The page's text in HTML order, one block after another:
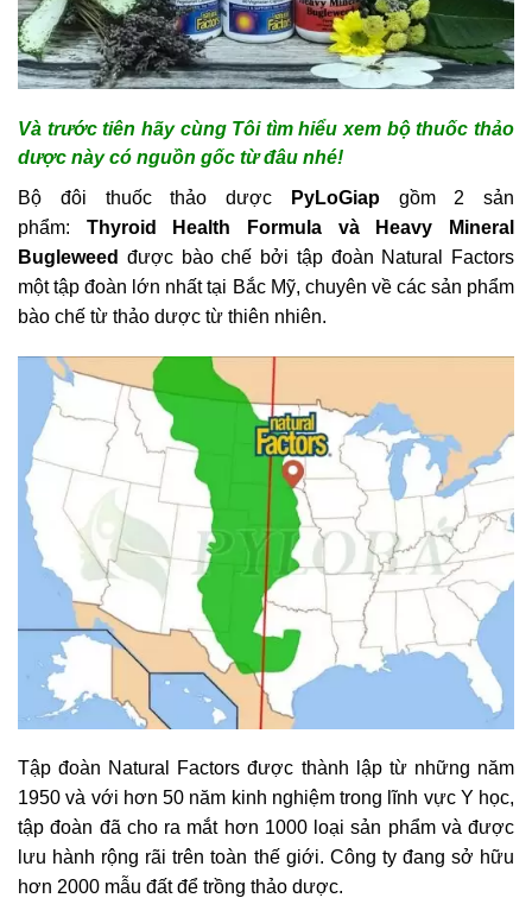
Và trước tiên hãy cùng Tôi tìm hiểu xem bộ thuốc thảo
dược này có nguồn gốc từ đâu nhé!
Bộ đôi thuốc thảo dược
PyLoGiapgồm 2 sản
phẩm: Thyroid Health Formula và Heavy Mineral
Bugleweed được bào chế bởi tập đoàn Natural Factors
một tập đoàn lớn nhất tại Bắc Mỹ, chuyên về các sản phẩm
bào chế từ thảo dược từ thiên nhiên.
Tập đoàn Natural Factors được thành lập từ những năm
1950 và với hơn 50 năm kinh nghiệm trong lĩnh vực Y học,
tập đoàn đã cho ra mắt hơn 1000 loại sản phẩm và được
lưu hành rộng rãi trên toàn thế giới. Công ty đang sở hữu
hơn 2000 mẫu đất để trồng thảo dược.